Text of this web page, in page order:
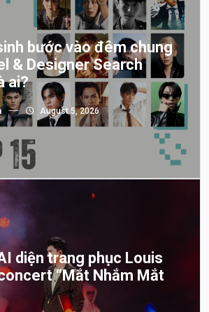
bước vào đêm chung
& Designer Search
ai?
August 5, 2026
diện trang phục Louis
“Mắt Nhắm Mắt